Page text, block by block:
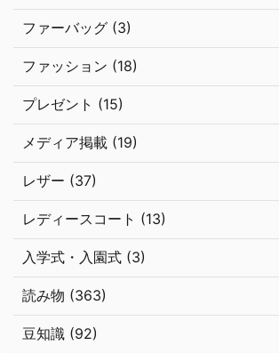
ファーバッグ (3)
ファッション (18)
プレゼント (15)
メディア掲載 (19)
レザー (37)
レディースコート (13)
入学式・入園式 (3)
読み物 (363)
豆知識 (92)